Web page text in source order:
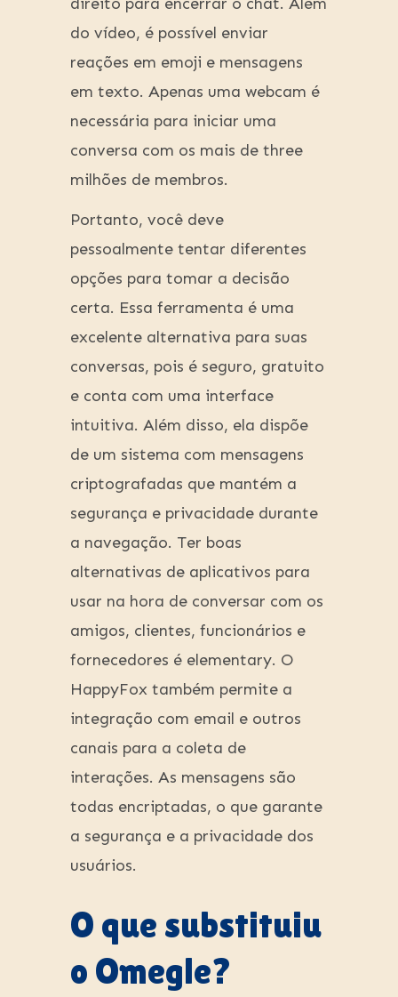
direito para encerrar o chat. Além
do vídeo, é possível enviar
reações em emoji e mensagens
em texto. Apenas uma webcam é
necessária para iniciar uma
conversa com os mais de three
milhões de membros.
Portanto, você deve
pessoalmente tentar diferentes
opções para tomar a decisão
certa. Essa ferramenta é uma
excelente alternativa para suas
conversas, pois é seguro, gratuito
e conta com uma interface
intuitiva. Além disso, ela dispõe
de um sistema com mensagens
criptografadas que mantém a
segurança e privacidade durante
a navegação. Ter boas
alternativas de aplicativos para
usar na hora de conversar com os
amigos, clientes, funcionários e
fornecedores é elementary. O
HappyFox também permite a
integração com email e outros
canais para a coleta de
interações. As mensagens são
todas encriptadas, o que garante
a segurança e a privacidade dos
usuários.
O que substituiu
o Omegle?